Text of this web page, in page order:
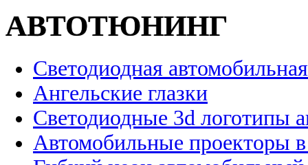
АВТОТЮНИНГ
Светодиодная
Ангельские глазки
Светодиодные 3d логотипы
Автомобильные проекторы